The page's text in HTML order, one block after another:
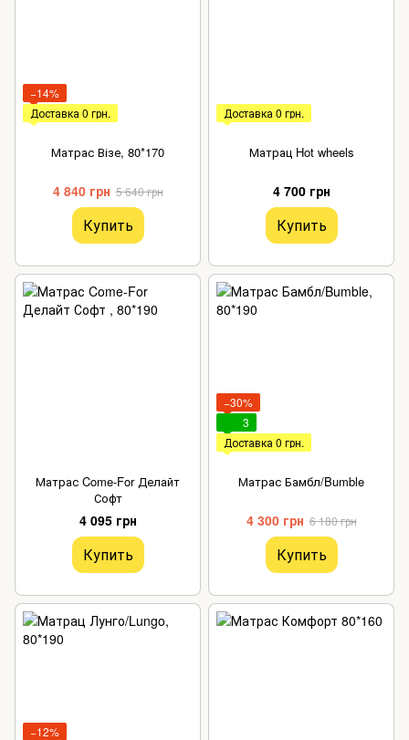
−14%
Доставка 0 грн.
Матрас Візе, 80*170
4 840 грн 5 640 грн
Купить
Доставка 0 грн.
Матрац Hot wheels
4 700 грн
Купить
Матрас Come-For Делайт
Софт
4 095 грн
Купить
−30%
3
Доставка 0 грн.
Матрас Бамбл/Bumble
4 300 грн 6 180 грн
Купить
−12%